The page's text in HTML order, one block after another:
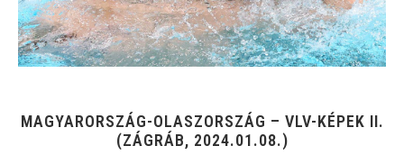
MAGYARORSZÁG-OLASZORSZÁG – VLV-KÉPEK II.
(ZÁGRÁB, 2024.01.08.)